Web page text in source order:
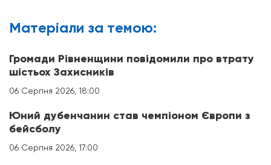
Матерiали за темою:
Громади Рівненщини повідомили про втрату
шістьох Захисників
06 Серпня 2026, 18:00
Юний дубенчанин став чемпіоном Європи з
бейсболу
06 Серпня 2026, 17:00